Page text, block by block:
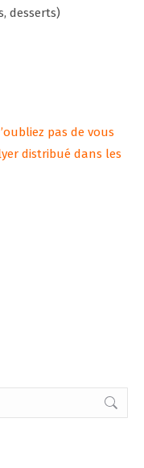
desserts)
pas de vous
distribué dans les